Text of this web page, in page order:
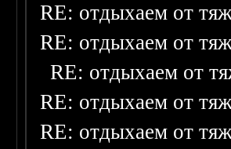
RE: отдыхаем от
RE: отдыхаем от
RE: отдыхаем от
RE: отдыхаем от
RE: отдыхаем от